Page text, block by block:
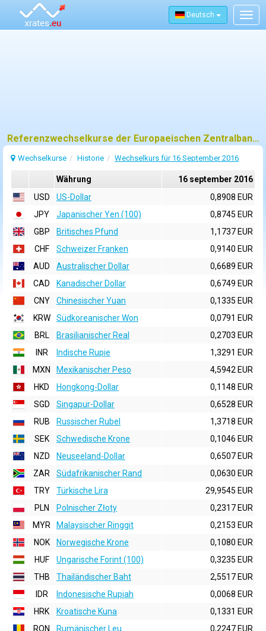
Deutsch
Referenzwechselkurse der Europaeischen Zentralbank (EZB) fuer 16 september 2016
Wechselkurse Historie Wechselkurs für 16 September 2016
Währung
16 september 2016
USD
US-Dollar
0,8908 EUR
JPY
Japanischer Yen (100)
0,8745 EUR
GBP
Britisches Pfund
1,1737 EUR
CHF
Schweizer Franken
0,9140 EUR
AUD
Australischer Dollar
0,6689 EUR
CAD
Kanadischer Dollar
0,6749 EUR
CNY
Chinesischer Yuan
0,1335 EUR
KRW
Südkoreanischer Won
0,0791 EUR
BRL
Brasilianischer Real
0,2703 EUR
INR
Indische Rupie
1,3291 EUR
MXN
Mexikanischer Peso
4,5942 EUR
HKD
Hongkong-Dollar
0,1148 EUR
SGD
Singapur-Dollar
0,6528 EUR
RUB
Russischer Rubel
1,3718 EUR
SEK
Schwedische Krone
0,1046 EUR
NZD
Neuseeland-Dollar
0,6507 EUR
ZAR
Südafrikanischer Rand
0,0630 EUR
TRY
Türkische Lira
29,9545 EUR
PLN
Polnischer Złoty
0,2317 EUR
MYR
Malaysischer Ringgit
0,2153 EUR
NOK
Norwegische Krone
0,1080 EUR
HUF
Ungarische Forint (100)
0,3235 EUR
THB
Thailändischer Baht
2,5517 EUR
IDR
Indonesische Rupiah
0,0068 EUR
HRK
Kroatische Kuna
0,1331 EUR
RON
Rumänischer Leu
0,2247 EUR